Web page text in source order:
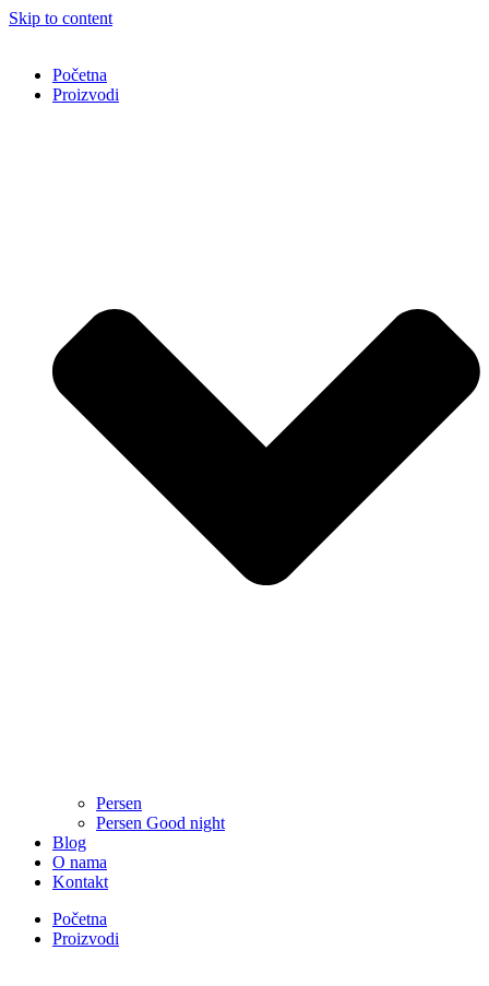
Skip to content
Početna
Proizvodi
Persen
Persen Good night
Blog
O nama
Kontakt
Početna
Proizvodi